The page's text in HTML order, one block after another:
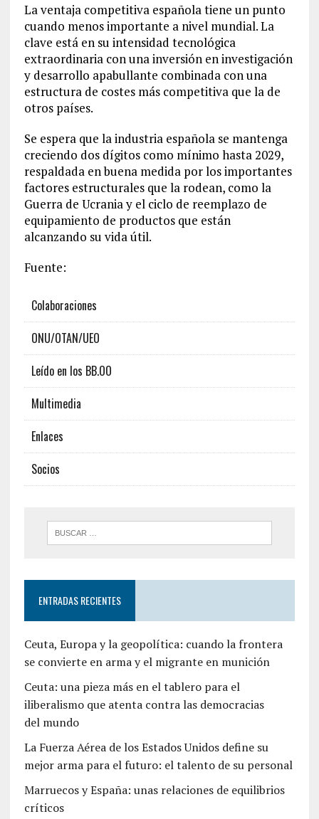
La ventaja competitiva española tiene un punto
cuando menos importante a nivel mundial. La
clave está en su intensidad tecnológica
extraordinaria con una inversión en investigación
y desarrollo apabullante combinada con una
estructura de costes más competitiva que la de
otros países.
Se espera que la industria española se mantenga
creciendo dos dígitos como mínimo hasta 2029,
respaldada en buena medida por los importantes
factores estructurales que la rodean, como la
Guerra de Ucrania y el ciclo de reemplazo de
equipamiento de productos que están
alcanzando su vida útil.
Fuente:
Colaboraciones
ONU/OTAN/UEO
Leído en los BB.OO
Multimedia
Enlaces
Socios
ENTRADAS RECIENTES
Ceuta, Europa y la geopolítica: cuando la frontera
se convierte en arma y el migrante en munición
Ceuta: una pieza más en el tablero para el
iliberalismo que atenta contra las democracias
del mundo
La Fuerza Aérea de los Estados Unidos define su
mejor arma para el futuro: el talento de su personal
Marruecos y España: unas relaciones de equilibrios
críticos